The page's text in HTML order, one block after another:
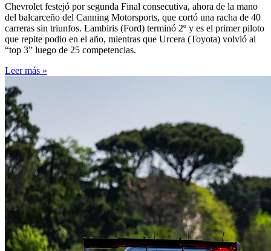
Chevrolet festejó por segunda Final consecutiva, ahora de la mano
del balcarceño del Canning Motorsports, que cortó una racha de 40
carreras sin triunfos. Lambiris (Ford) terminó 2º y es el primer piloto
que repite podio en el año, mientras que Urcera (Toyota) volvió al
“top 3” luego de 25 competencias.
Leer más »